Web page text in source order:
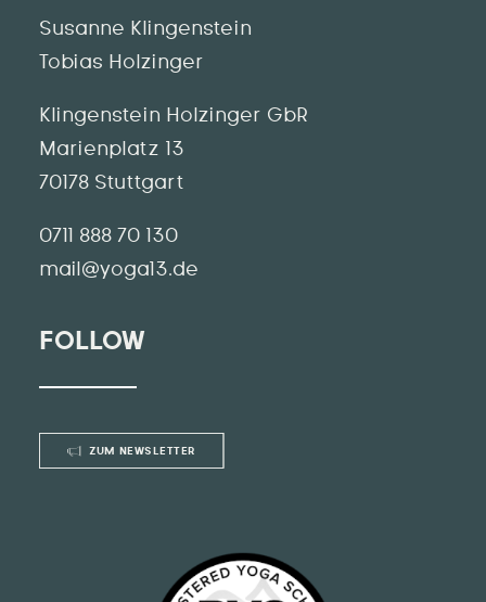
Susanne Klingenstein
Tobias Holzinger
Klingenstein Holzinger GbR
Marienplatz 13
70178 Stuttgart
0711 888 70 130
mail@yoga13.de
FOLLOW
ZUM NEWSLETTER